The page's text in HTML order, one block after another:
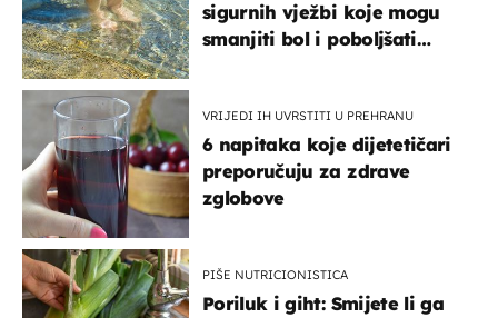
sigurnih vježbi koje mogu
smanjiti bol i poboljšati
VRIJEDI IH UVRSTITI U PREHRANU
6 napitaka koje dijetetičari
preporučuju za zdrave
zglobove
PIŠE NUTRICIONISTICA
Poriluk i giht: Smijete li ga